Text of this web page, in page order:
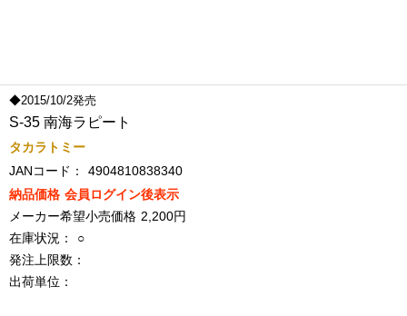
◆2015/10/2発売
S-35 南海ラピート
タカラトミー
JANコード：
4904810838340
納品価格 会員ログイン後表示
メーカー希望小売価格 2,200円
在庫状況：
○
発注上限数：
出荷単位：